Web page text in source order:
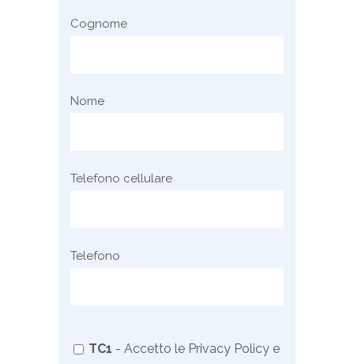
Cognome
Nome
Telefono cellulare
Telefono
TC1 - Accetto le Privacy Policy e